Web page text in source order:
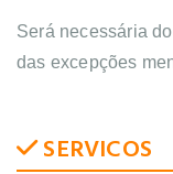
Será necessária
das excepções
SERVICOS